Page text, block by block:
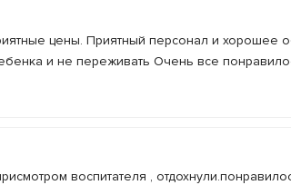
цены. Приятный персонал и хорошее
и не переживать Очень все
воспитателя ,